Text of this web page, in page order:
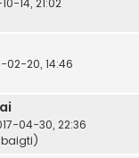
14, 21:02
02-20, 14:46
04-30, 22:36